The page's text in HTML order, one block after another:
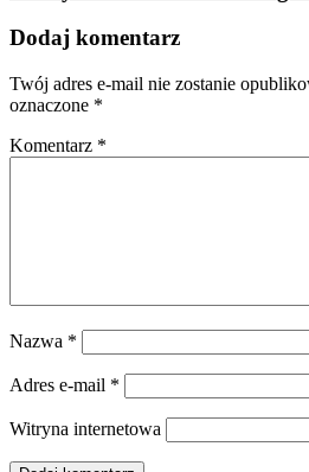
Dodaj komentarz
Twój adres e-mail nie zostanie
oznaczone *
Komentarz *
Nazwa *
Adres e-mail *
Witryna internetowa